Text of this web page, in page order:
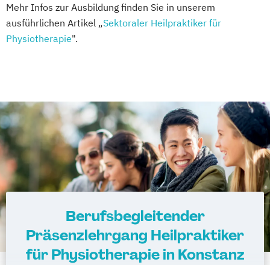
Mehr Infos zur Ausbildung finden Sie in unserem
ausführlichen Artikel „Sektoraler Heilpraktiker für
Physiotherapie".
Berufsbegleitender
Präsenzlehrgang Heilpraktiker
für Physiotherapie in Konstanz